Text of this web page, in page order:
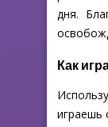
дня.
Как
играешь